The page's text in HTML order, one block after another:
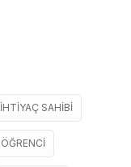
IHTIYAÇ SAHIBI
ÖĞRENCI